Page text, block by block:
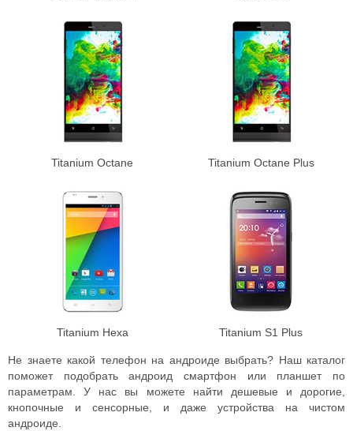
Titanium Octane Titanium Octane Plus
Titanium Hexa Titanium S1 Plus
Не знаете какой телефон на андроиде выбрать? Наш каталог
поможет подобрать андроид смартфон или планшет по
параметрам. У нас вы можете найти дешевые и дорогие,
кнопочные и сенсорные, и даже устройства на чистом
андроиде.